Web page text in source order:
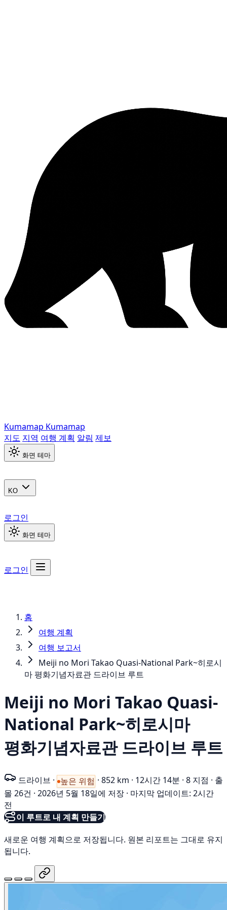
Kumamap Kumamap
지도 지역 여행 계획 알림 제보
화면 테마
KO
로그인
화면 테마
로그인
홈
여행 계획
여행 보고서
Meiji no Mori Takao Quasi-National Park~히로시
마 평화기념자료관 드라이브 루트
Meiji no Mori Takao Quasi-
National Park~히로시마
평화기념자료관 드라이브 루트
드라이브 · 높은 위험 · 852 km · 12시간 14분 · 8 지점 · 출
몰 26건 · 2026년 5월 18일에 저장 · 마지막 업데이트: 2시간
전
이 루트로 내 계획 만들기
새로운 여행 계획으로 저장됩니다. 원본 리포트는 그대로 유지
됩니다.